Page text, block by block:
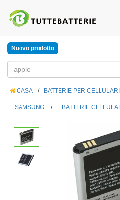
Nuovo prodotto
CASA / BATTERIE PER
SAMSUNG / BATTERIE